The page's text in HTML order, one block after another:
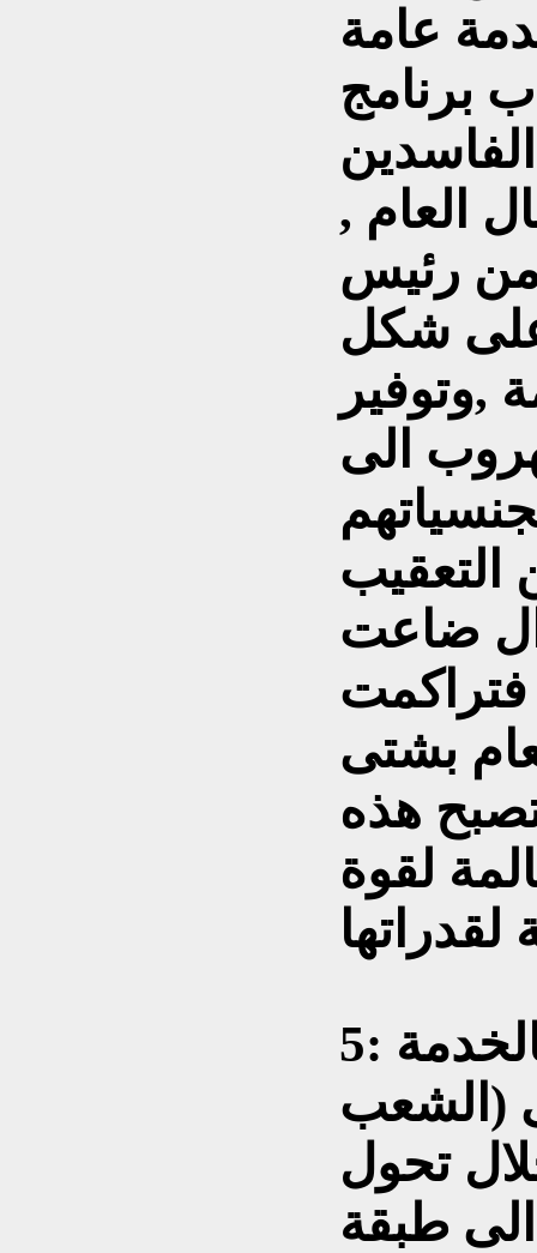
عامة
برنامج
العام ,
من رئيس
على شكل
,وتوفير
الى
التعقيب
ضاعت
فتراكمت
بشتى
هذه
لقوة
5: تحويل فلسفة (المكلف بالخدمة
(الشعب
تحول
الى طبقة